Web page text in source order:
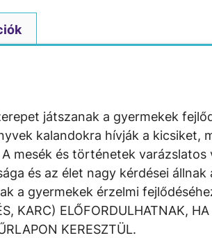
játszanak a gyermekek
kalandokra hívják a
mesék és történetek
és az élet nagy kérdései
a gyermekek érzelmi
KARC) ELŐFORDULHATNAK,
KERESZTÜL.